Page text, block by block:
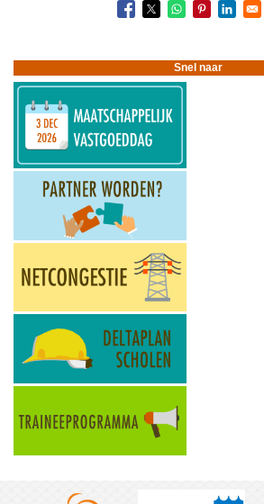
landelijk
onderzoek
2021
Snel naar